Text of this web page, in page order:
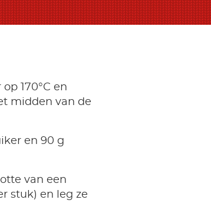
170°C en
midden van de
en 90 g
van een
stuk) en leg ze